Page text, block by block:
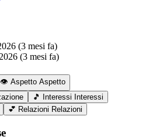
(3 mesi fa)
(3 mesi fa)
👁️ Aspetto Aspetto
🎵 Interessi Interessi
💕 Relazioni Relazioni